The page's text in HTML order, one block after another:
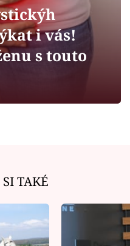
Vary
i vás!
s touto
TAKÉ